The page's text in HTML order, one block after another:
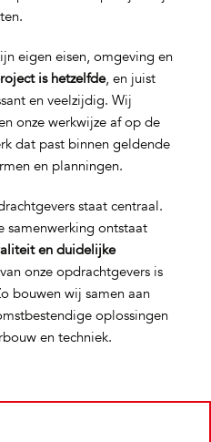
eigen eisen, omgeving en
is hetzelfde, en juist
en veelzijdig. Wij
onze werkwijze af op de
dat past binnen geldende
en planningen.
staat centraal.
ontstaat
en duidelijke
onze opdrachtgevers is
bouwen wij samen aan
oplossingen
en techniek.